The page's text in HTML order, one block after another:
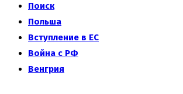
Поиск
Польша
Вступление в ЕС
Война с РФ
Венгрия